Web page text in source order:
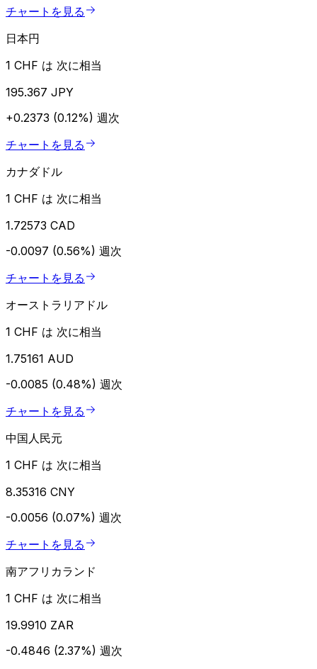
チャートを見る
日本円
1 CHF は 次に相当
195.367 JPY
+0.2373 (0.12%) 週次
チャートを見る
カナダドル
1 CHF は 次に相当
1.72573 CAD
-0.0097 (0.56%) 週次
チャートを見る
オーストラリアドル
1 CHF は 次に相当
1.75161 AUD
-0.0085 (0.48%) 週次
チャートを見る
中国人民元
1 CHF は 次に相当
8.35316 CNY
-0.0056 (0.07%) 週次
チャートを見る
南アフリカランド
1 CHF は 次に相当
19.9910 ZAR
-0.4846 (2.37%) 週次